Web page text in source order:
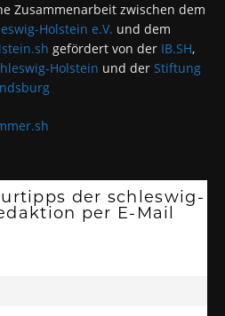
Zusammenarbeit zwischen dem
Holstein e.V. und dem
gefördert von der IB.SH,
Holstein und der Stiftung
der schleswig-
per E-Mail